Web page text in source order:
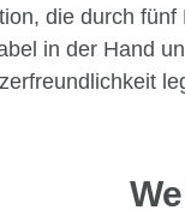
die durch
in der Hand